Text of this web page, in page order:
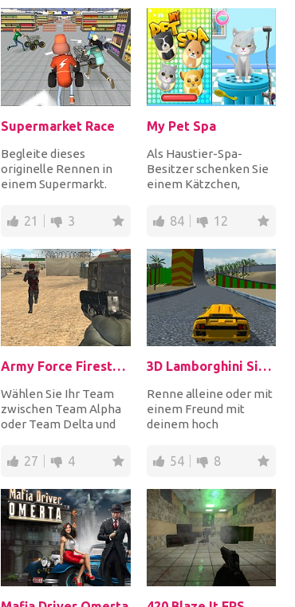
Supermarket Race
Begleite dieses
originelle Rennen in
einem Supermarkt.
Ihren Einkaufswagen
und ra...
21 3
My Pet Spa
Als Haustier-Spa-
Besitzer schenken Sie
einem Kätzchen,
Babybären und einem
Löwenb...
84 12
Army Force Firestorm
Wählen Sie Ihr Team
zwischen Team Alpha
oder Team Delta und
Waffe und schießen...
27 4
3D Lamborghini Simulator
Renne alleine oder mit
einem Freund mit
deinem hoch
Sportwagen: dein ganz
eigener Lambo...
54 8